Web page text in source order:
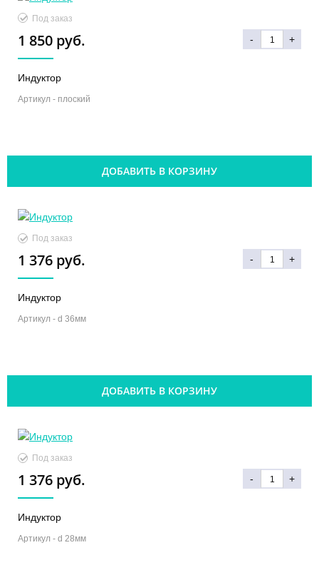
Под заказ
1 850 руб. - +
Индуктор
Артикул - плоский
ДОБАВИТЬ В КОРЗИНУ
Под заказ
1 376 руб. - +
Индуктор
Артикул - d 36мм
ДОБАВИТЬ В КОРЗИНУ
Под заказ
1 376 руб. - +
Индуктор
Артикул - d 28мм